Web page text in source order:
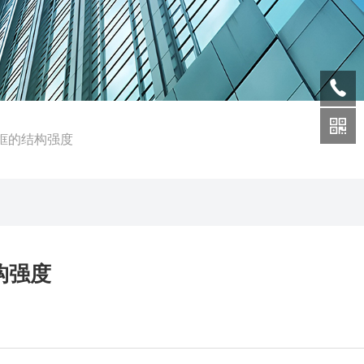
的结构强度
强度